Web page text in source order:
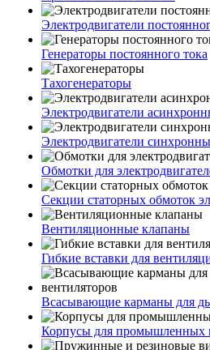
Электродвигатели
Генераторы постоянного тока
Тахогенераторы
Электродвигатели
Электродвигатели
Обмотки для
Секции статорных обмоток
Вентиляционные клапаны
Гибкие вставки для
Всасывающие карманы для
Корпусы для промышленных